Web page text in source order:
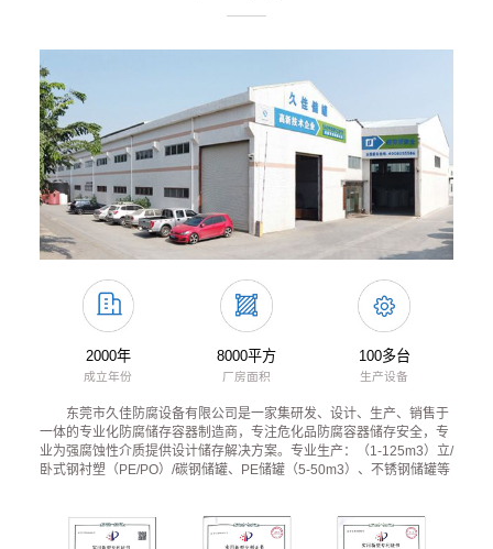
2000年
成立年份
8000平方
厂房面积
100多台
生产设备
东莞市久佳防腐设备有限公司是一家集研发、设计、生产、销售于
一体的专业化防腐储存容器制造商，专注危化品防腐容器储存安全，专
业为强腐蚀性介质提供设计储存解决方案。专业生产：（1-125m3）立/
卧式钢衬塑（PE/PO）/碳钢储罐、PE储罐（5-50m3）、不锈钢储罐等